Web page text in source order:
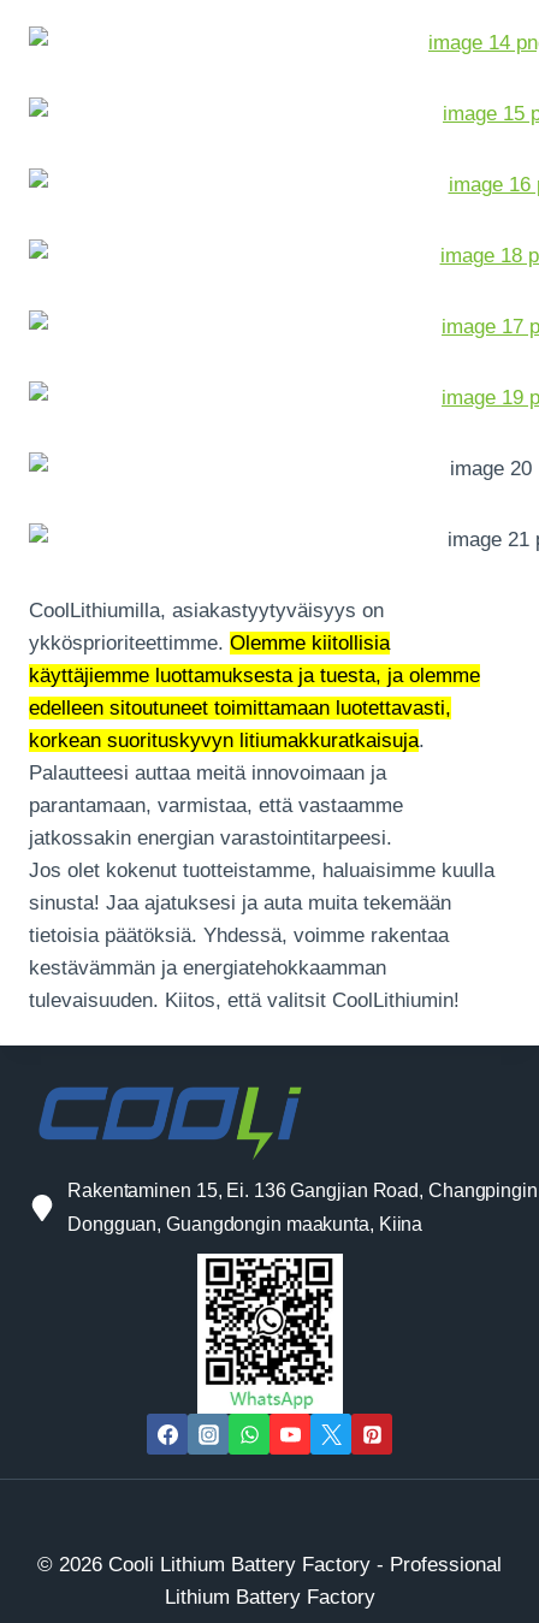
CoolLithiumilla, asiakastyytyväisyys on
ykkösprioriteettimme. Olemme kiitollisia
käyttäjiemme luottamuksesta ja tuesta, ja olemme
edelleen sitoutuneet toimittamaan luotettavasti,
korkean suorituskyvyn litiumakkuratkaisuja.
Palautteesi auttaa meitä innovoimaan ja
parantamaan, varmistaa, että vastaamme
jatkossakin energian varastointitarpeesi.
Jos olet kokenut tuotteistamme, haluaisimme kuulla
sinusta! Jaa ajatuksesi ja auta muita tekemään
tietoisia päätöksiä. Yhdessä, voimme rakentaa
kestävämmän ja energiatehokkaamman
tulevaisuuden. Kiitos, että valitsit CoolLithiumin!
Rakentaminen 15, Ei. 136 Gangjian Road,
Dongguan, Guangdongin maakunta, Kiina
© 2026 Cooli Lithium Battery Factory - Professional
Lithium Battery Factory